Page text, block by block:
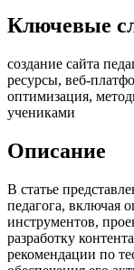
Ключевые
создание сайта
ресурсы, веб-
оптимизация,
учениками
Описание
В статье
педагога, включая
инструментов,
разработку
рекомендации по